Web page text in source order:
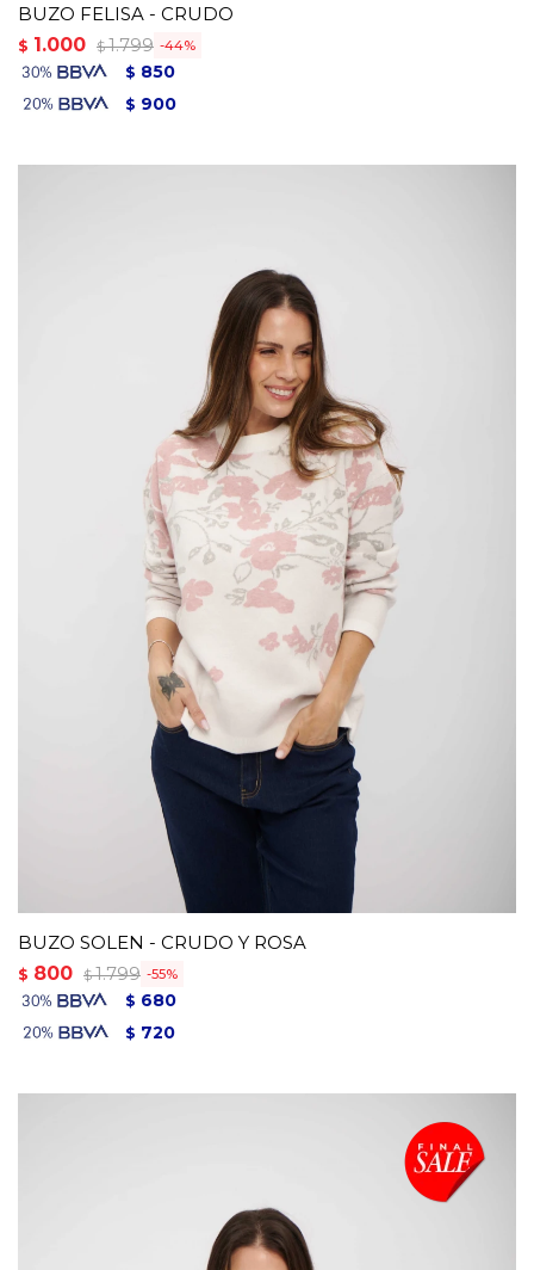
BUZO FELISA - CRUDO
$ 1.000 $ 1.799 44
$ 850
$ 900
BUZO SOLEN - CRUDO Y ROSA
$ 800 $ 1.799 55
$ 680
$ 720